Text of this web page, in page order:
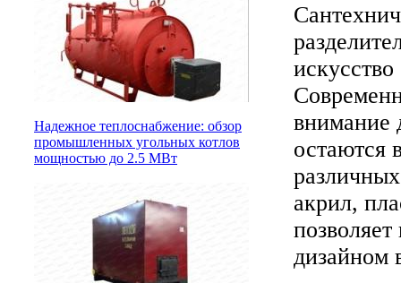
Надежное теплоснабжение: обзор
промышленных угольных котлов
мощностью до 2.5 МВт
внимание
остаются
акрил,
дизайном